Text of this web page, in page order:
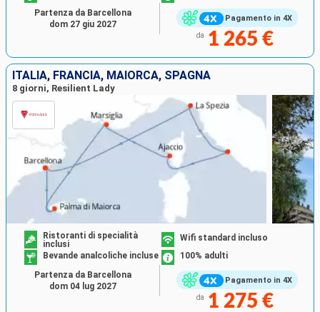
Pagamento in 4X
da 1 265 €
Partenza da Barcellona
dom 27 giu 2027
ITALIA, FRANCIA, MAIORCA, SPAGNA
8 giorni, Resilient Lady
Pagamento in 4X
Ristoranti di specialità
inclusi
Wifi standard incluso
Bevande analcoliche incluse
100% adulti
da 1 275 €
Partenza da Barcellona
dom 04 lug 2027